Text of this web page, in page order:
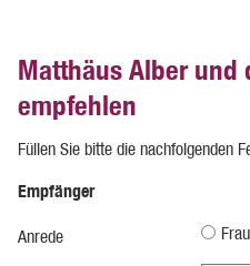
Matthäus Alber und
empfehlen
Füllen Sie bitte die nachfolgenden
Empfänger
Anrede Frau